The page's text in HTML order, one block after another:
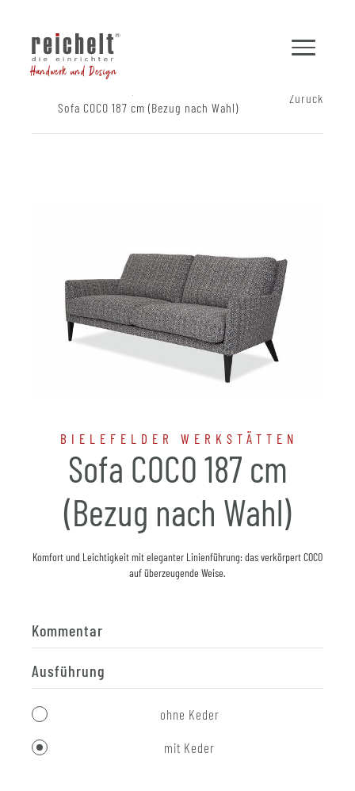
Handwerk und Design
Sofa COCO 187 cm (Bezug nach Wahl)
Zurück
BIELEFELDER WERKSTÄTTEN
Sofa COCO 187 cm
(Bezug nach Wahl)
Komfort und Leichtigkeit mit eleganter Linienführung: das verkörpert COCO
auf überzeugende Weise.
Kommentar
Ausführung
ohne Keder
mit Keder